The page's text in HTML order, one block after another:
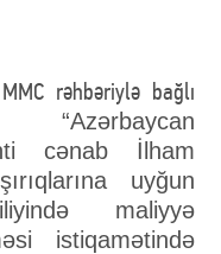
rəhbəriylə bağlı
“Azərbaycan
cənab İlham
uyğun
maliyyə
istiqamətində